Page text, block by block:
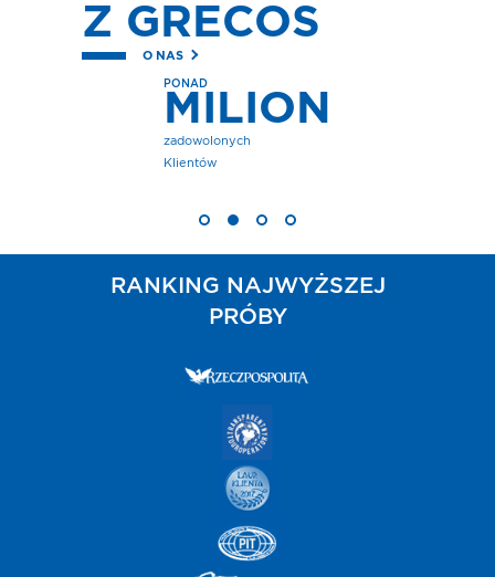
Z GRECOS
O NAS
PONAD
MILION
zadowolonych
Klientów
RANKING NAJWYŻSZEJ
PRÓBY